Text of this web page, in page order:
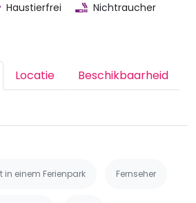
Haustierfrei Nichtraucher
Locatie Beschikbaarheid
in einem Ferienpark Fernseher